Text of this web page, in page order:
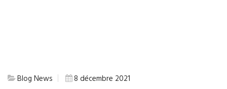
Blog News 8 décembre 2021